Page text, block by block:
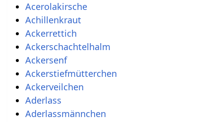
Acerolakirsche
Achillenkraut
Ackerrettich
Ackerschachtelhalm
Ackersenf
Ackerstiefmütterchen
Ackerveilchen
Aderlass
Aderlassmännchen